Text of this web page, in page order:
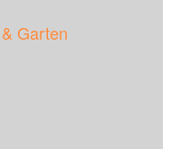
Garten